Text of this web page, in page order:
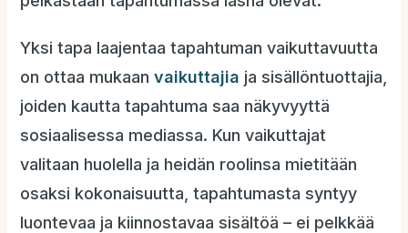
Yksi tapa laajentaa tapahtuman vaikuttavuutta
on ottaa mukaanvaikuttajia ja sisällöntuottajia,
joiden kautta tapahtuma saa näkyvyyttä
sosiaalisessa mediassa. Kun vaikuttajat
valitaan huolella ja heidän roolinsa mietitään
osaksi kokonaisuutta, tapahtumasta syntyy
luontevaa ja kiinnostavaa sisältöä – ei pelkkää